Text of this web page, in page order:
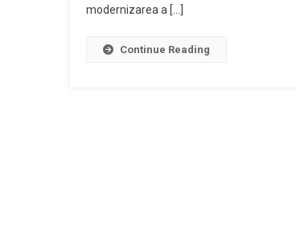
modernizarea a […]
Continue Reading